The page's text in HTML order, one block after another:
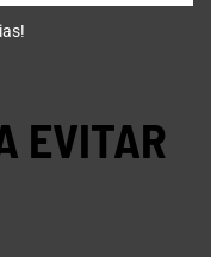
EVITAR